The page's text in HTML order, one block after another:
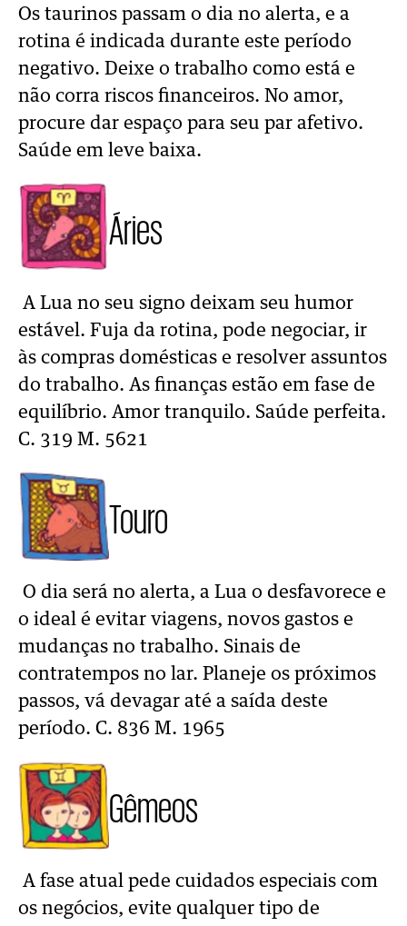
Os taurinos passam o dia no alerta, e a
rotina é indicada durante este período
negativo. Deixe o trabalho como está e
não corra riscos financeiros. No amor,
procure dar espaço para seu par afetivo.
Saúde em leve baixa.
Áries
A Lua no seu signo deixam seu humor
estável. Fuja da rotina, pode negociar, ir
às compras domésticas e resolver assuntos
do trabalho. As finanças estão em fase de
equilíbrio. Amor tranquilo. Saúde perfeita.
C. 319 M. 5621
Touro
O dia será no alerta, a Lua o desfavorece e
o ideal é evitar viagens, novos gastos e
mudanças no trabalho. Sinais de
contratempos no lar. Planeje os próximos
passos, vá devagar até a saída deste
período. C. 836 M. 1965
Gêmeos
A fase atual pede cuidados especiais com
os negócios, evite qualquer tipo de